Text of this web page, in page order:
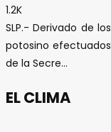
1.2K
SLP.- Derivado de
potosino
de la Secre...
EL CLIMA